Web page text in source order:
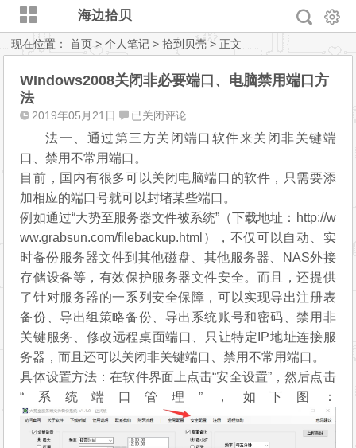
海边拾贝
现在位置：首页 >个人笔记 >拾到贝壳 > 正文
WIndows2008关闭非必要端口、电脑禁用端口方
法
2019年05月21日
WIndows2008
关
非
必
要
端
口、
电
脑
禁
用
端
口
方
法
已关闭评论
法一、通过第三方关闭端口软件来关闭非关键端
口、禁用不常用端口。
目前，国内有很多可以关闭电脑端口的软件，只需要添
加相应的端口号就可以封堵某些端口。
例如通过“大势至服务器文件被系统”（下载地址：http://w
ww.grabsun.com/filebackup.html），不仅可以自动、实
时备份服务器文件到其他磁盘、其他服务器、NAS外接
存储设备等，有效保护服务器文件安全。而且，还提供
了针对服务器的一系列安全保障，可以实现导出注册表
备份、导出组策略备份、导出系统账号和密码、禁用非
关键服务、修改远程桌面端口、只让特定IP地址连接服
务器，而且还可以关闭非关键端口、禁用不常用端口。
具体设置方法：在软件界面上点击“安全设置”，然后点击
“系统端口管理”，如下图：